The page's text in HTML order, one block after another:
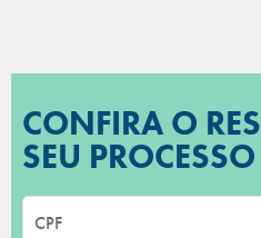
CONFIRA O
SEU